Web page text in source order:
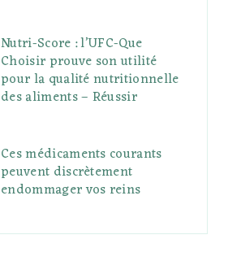
Nutri-Score : l’UFC-Que
Choisir prouve son utilité
pour la qualité nutritionnelle
des aliments – Réussir
Ces médicaments courants
peuvent discrètement
endommager vos reins